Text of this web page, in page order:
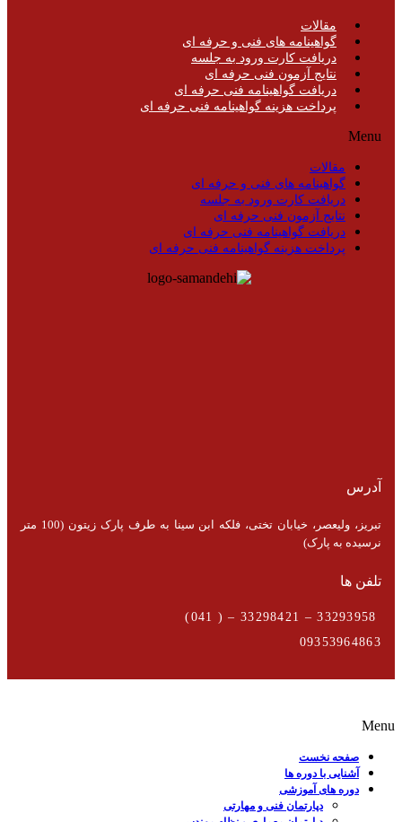
مقالات
گواهینامه های فنی و حرفه ای
دریافت کارت ورود به جلسه
نتایج آزمون فنی حرفه ای
دریافت گواهینامه فنی حرفه ای
پرداخت هزینه گواهینامه فنی حرفه ای
Menu
مقالات
گواهینامه های فنی و حرفه ای
دریافت کارت ورود به جلسه
نتایج آزمون فنی حرفه ای
دریافت گواهینامه فنی حرفه ای
پرداخت هزینه گواهینامه فنی حرفه ای
آدرس
تبریز، ولیعصر، خیابان تختی، فلکه ابن سینا به طرف پارک زیتون (100 متر
نرسیده به پارک)
تلفن ها
09353964863
Menu
صفحه نخست
آشنایی با دوره ها
دوره های آموزشی
دپارتمان فنی و مهارتی